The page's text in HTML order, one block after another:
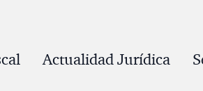
Actualidad Jurídica